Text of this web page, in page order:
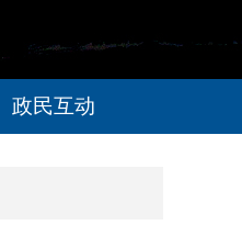
政民互动